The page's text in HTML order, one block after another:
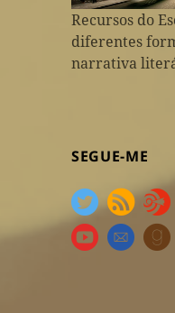
Recursos do
diferentes
narrativa
SEGUE-ME